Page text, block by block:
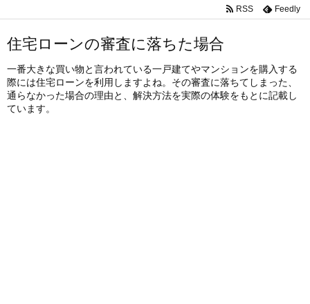
RSS Feedly
住宅ローンの審査に落ちた場合
一番大きな買い物と言われている一戸建てやマンションを購入する
際には住宅ローンを利用しますよね。その審査に落ちてしまった、
通らなかった場合の理由と、解決方法を実際の体験をもとに記載し
ています。